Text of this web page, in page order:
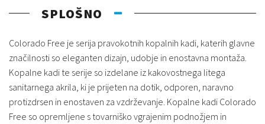
SPLOŠNO
Colorado Free je serija pravokotnih kopalnih kadi, katerih glavne
značilnosti so eleganten dizajn, udobje in enostavna montaža.
Kopalne kadi te serije so izdelane iz kakovostnega litega
sanitarnega akrila, ki je prijeten na dotik, odporen, naravno
protizdrsen in enostaven za vzdrževanje. Kopalne kadi Colorado
Free so opremljene s tovarniško vgrajenim podnožjem in